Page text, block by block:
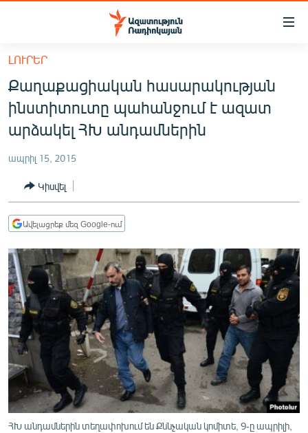
Մատչելիության
հիմնական
բովանդակությանը
Անցնել
հիմնական
մենյուին
ՀԱՅԱՍՏԱՆ
ՔԱՂԱՔԱԿԱՆ
ՀԱՍԱՐԱԿՈՒԹՅՈՒՆ
ՏՆՏԵՍՈՒԹՅՈՒՆ
ՂԱՐԱԲԱՂ
ՊԱՏԵՐԱԶՄԻ 6 ՇԱԲԱԹՆԵՐԸ
ՏԱՐԱԾԱՇՐՋԱՆ
ՄԻՋԱԶԳԱՅԻՆ
ՄՇԱԿՈՒՅԹ
ՍՊՈՐՏ
ՄԵԿՆԱԲԱՆՈՒԹՅՈՒՆ
ԼՈՒՐԵՐ
Քաղաքացիական հասարակության
ինստիտուտը պահանջում է ազատ
արձակել ՀԽ անդամներին
ապրիլ 15, 2015
Կիսվել
Ավելացրեք մեզ Google-ում
ՀԽ անդամներին տեղափոխում են Քննչական կոմիտե, 9-ը ապրիլի,